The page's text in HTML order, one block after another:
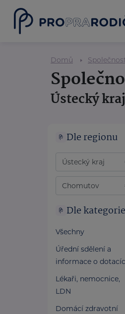
Domů
Ústecký
Dle regionu
Dle kategorie
Všechny
Úřední sdělení a
informace o
Lékaři, nemocnice,
LDN
Domácí zdravotní